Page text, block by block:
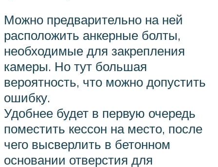
Можно предварительно на ней
расположить анкерные болты,
необходимые для закрепления
камеры. Но тут большая
вероятность, что можно допустить
ошибку.
Удобнее будет в первую очередь
поместить кессон на место, после
чего высверлить в бетонном
основании отверстия для